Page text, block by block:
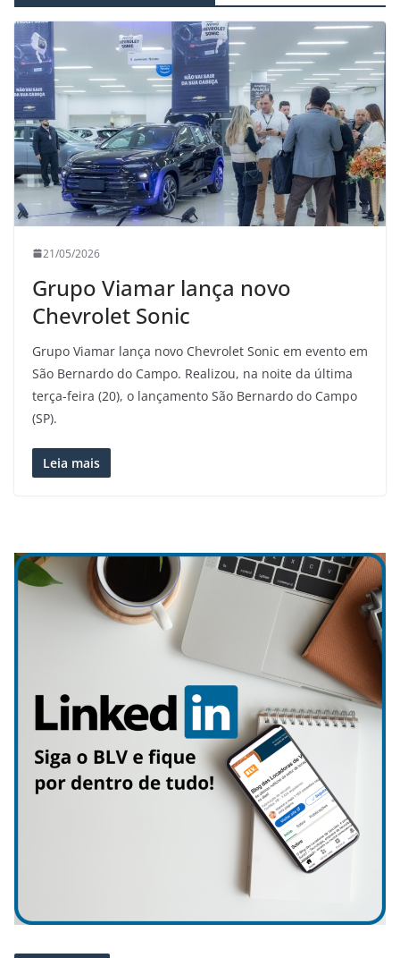
21/05/2026
Grupo Viamar lança novo
Chevrolet Sonic
Grupo Viamar lança novo Chevrolet Sonic em evento em
São Bernardo do Campo. Realizou, na noite da última
terça-feira (20), o lançamento São Bernardo do Campo
(SP).
Leia mais